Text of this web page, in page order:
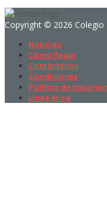
Copyright © 2026 Colegio
Noticias
Cómo llegar
Contáctenos
Condiciones
Política de
Línea ética